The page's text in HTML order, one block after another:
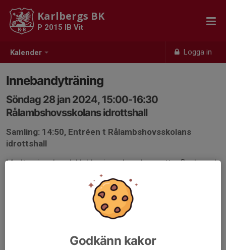
Kalender Logga in
Karlbergs BK
P 2015 IB Vit
Innebandyträning
Söndag 28 jan 2024, 15:00-16:30
Rålambshovsskolans idrottshall
Samling: 14:50, Entréen t Rålambshovsskolans
idrottshall
Medtag innebandyklubba, inomhusskor, vattenflaska och
gärna innebandyglasögon.
Godkänn kakor